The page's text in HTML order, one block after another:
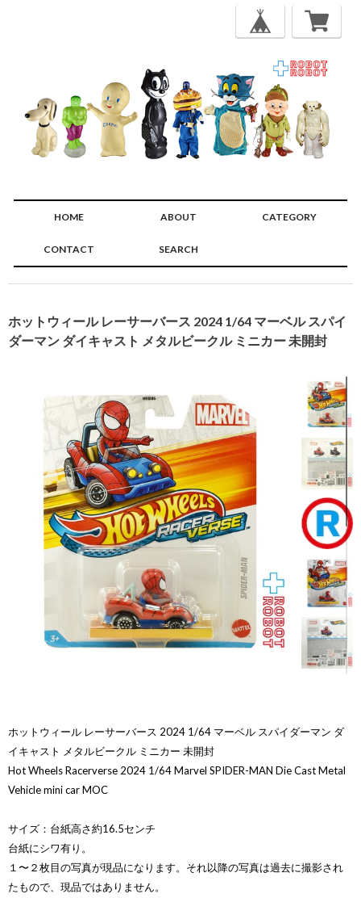
HOME ABOUT CATEGORY
CONTACT SEARCH
ホットウィール レーサーバース 2024 1/64 マーベル スパイ
ダーマン ダイキャスト メタルビークル ミニカー 未開封
ホットウィール レーサーバース 2024 1/64 マーベル スパイダーマン ダ
イキャスト メタルビークル ミニカー 未開封
Hot Wheels Racerverse 2024 1/64 Marvel SPIDER-MAN Die Cast Metal
Vehicle mini car MOC
サイズ：台紙高さ約16.5センチ
台紙にシワ有り。
１〜２枚目の写真が現品になります。それ以降の写真は過去に撮影され
たもので、現品ではありません。